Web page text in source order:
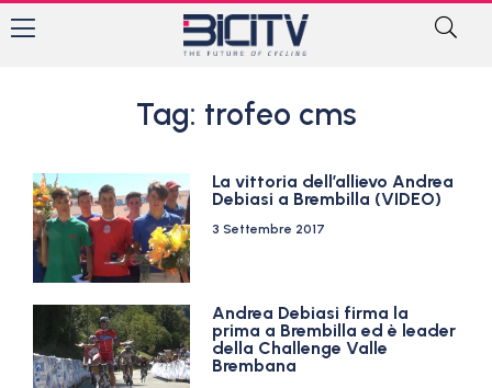
Tag: trofeo cms
La vittoria dell’allievo Andrea
Debiasi a Brembilla (VIDEO)
3 Settembre 2017
Andrea Debiasi firma la
prima a Brembilla ed è leader
della Challenge Valle
Brembana